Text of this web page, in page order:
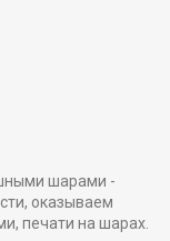
шарами -
оказываем
печати на шарах.